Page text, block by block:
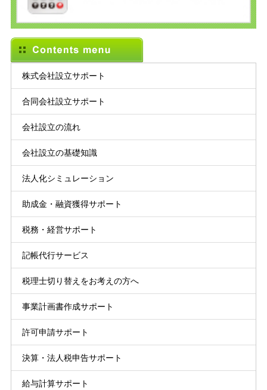
株式会社設立サポート
合同会社設立サポート
会社設立の流れ
会社設立の基礎知識
法人化シミュレーション
助成金・融資獲得サポート
税務・経営サポート
記帳代行サービス
税理士切り替えをお考えの方へ
事業計画書作成サポート
許可申請サポート
決算・法人税申告サポート
給与計算サポート